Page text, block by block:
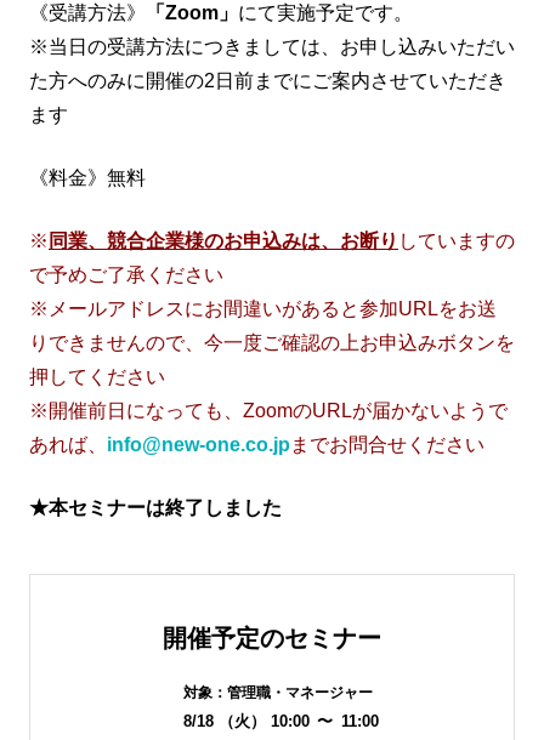
《受講方法》 「Zoom」 にて実施予定です。
※当日の受講方法につきましては、お申し込みいただい
た方へのみに開催の2日前までにご案内させていただき
ます
《料金》無料
※ 同業、競合企業様のお申込みは、お断り していますの
で予めご了承ください
※メールアドレスにお間違いがあると参加URLをお送
りできませんので、今一度ご確認の上お申込みボタンを
押してください
※開催前日になっても、ZoomのURLが届かないようで
あれば、 info@new-one.co.jpまでお問合せください
★本セミナーは終了しました
開催予定のセミナー
対象： 管理職・マネージャー
8/18 （火） 10:00 〜 11:00